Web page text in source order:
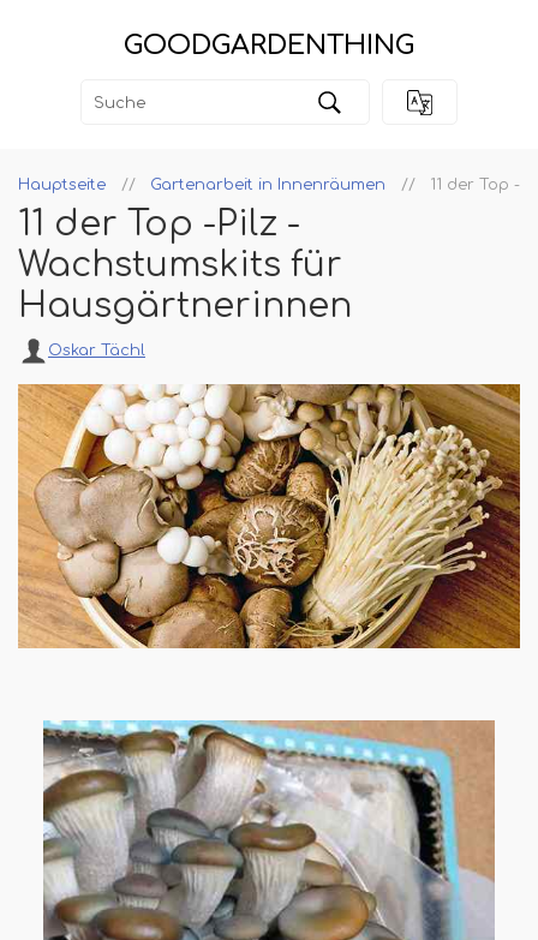
GOODGARDENTHING
Hauptseite Gartenarbeit in Innenräumen 11 der Top -
11 der Top -Pilz -
Wachstumskits für
Hausgärtnerinnen
Oskar Tächl